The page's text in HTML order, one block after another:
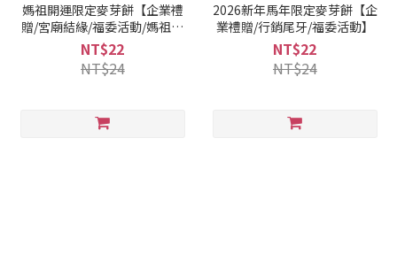
媽祖開運限定麥芽餅【企業禮
贈/宮廟結緣/福委活動/媽祖繞
境推薦】
NT$22
NT$24
2026新年馬年限定麥芽餅【企
業禮贈/行銷尾牙/福委活動】
NT$22
NT$24